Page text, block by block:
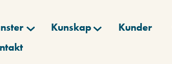
Kunskap Kunder